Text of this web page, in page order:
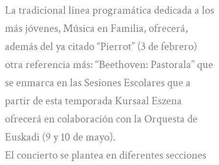
La tradicional línea programática dedicada a los
más jóvenes, Música en Familia, ofrecerá,
además del ya citado “Pierrot” (3 de febrero)
otra referencia más: “Beethoven: Pastorala” que
se enmarca en las Sesiones Escolares que a
partir de esta temporada Kursaal Eszena
ofrecerá en colaboración con la Orquesta de
Euskadi (9 y 10 de mayo).
El concierto se plantea en diferentes secciones